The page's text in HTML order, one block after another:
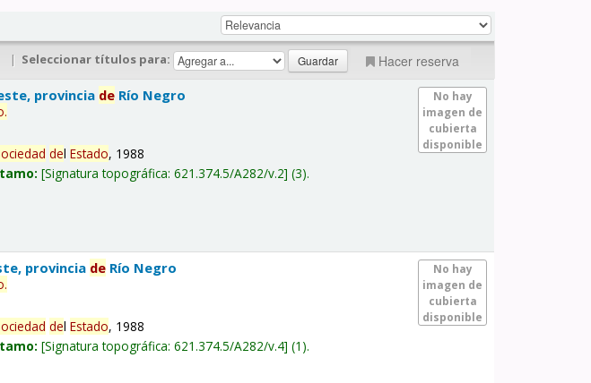
| Seleccionar títulos para: Hacer reserva
No hay
imagen de
cubierta
disponible
provincia de Río Negro
.
delEstado, 1988
Signatura topográfica:621.374.5/A282/v.2 (3).
No hay
imagen de
cubierta
disponible
provincia de Río Negro
.
delEstado, 1988
Signatura topográfica:621.374.5/A282/v.4 (1).